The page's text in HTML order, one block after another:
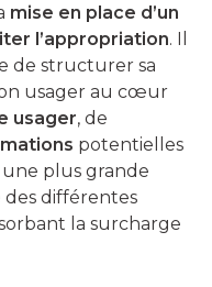
mise en place d’un
l’appropriation. Il
de structurer sa
usager au cœur
usager, de
potentielles
plus grande
différentes
la surcharge